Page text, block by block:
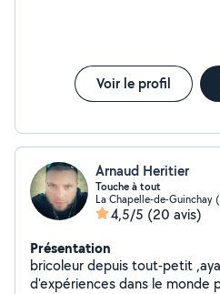
Voir le profil
Arnaud Heritier
Touche à tout
La Chapelle-de-Guinchay
4,5/5 (20 avis)
Présentation
bricoleur depuis tout-petit
d'expériences dans le monde